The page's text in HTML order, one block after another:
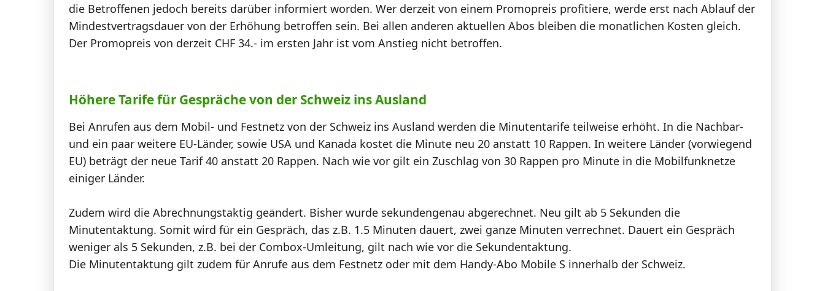
die Betroffenen jedoch bereits darüber informiert worden. Wer derzeit von einem Promopreis profitiere, werde erst nach Ablauf der
Mindestvertragsdauer von der Erhöhung betroffen sein. Bei allen anderen aktuellen Abos bleiben die monatlichen Kosten gleich.
Der Promopreis von derzeit CHF 34.- im ersten Jahr ist vom Anstieg nicht betroffen.
Höhere Tarife für Gespräche von der Schweiz ins Ausland
Bei Anrufen aus dem Mobil- und Festnetz von der Schweiz ins Ausland werden die Minutentarife teilweise erhöht. In die Nachbar-
und ein paar weitere EU-Länder, sowie USA und Kanada kostet die Minute neu 20 anstatt 10 Rappen. In weitere Länder (vorwiegend
EU) beträgt der neue Tarif 40 anstatt 20 Rappen. Nach wie vor gilt ein Zuschlag von 30 Rappen pro Minute in die Mobilfunknetze
einiger Länder.
Zudem wird die Abrechnungstaktig geändert. Bisher wurde sekundengenau abgerechnet. Neu gilt ab 5 Sekunden die
Minutentaktung. Somit wird für ein Gespräch, das z.B. 1.5 Minuten dauert, zwei ganze Minuten verrechnet. Dauert ein Gespräch
weniger als 5 Sekunden, z.B. bei der Combox-Umleitung, gilt nach wie vor die Sekundentaktung.
Die Minutentaktung gilt zudem für Anrufe aus dem Festnetz oder mit dem Handy-Abo Mobile S innerhalb der Schweiz.